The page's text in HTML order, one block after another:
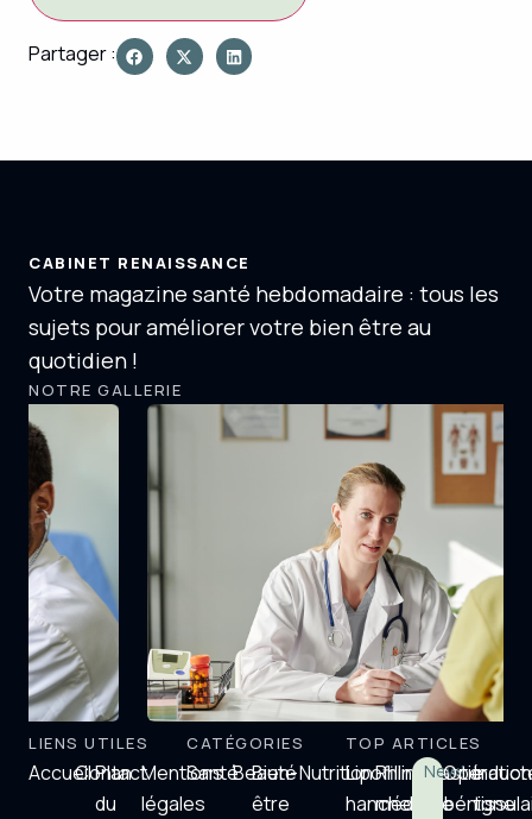
Partager :
CABINET RENAISSANCE
Votre magazine santé hebdomadaire : tous les
sujets pour améliorer votre bien être au
quotidien !
NOTRE GALLERIE
LIENS UTILES
AccueilContact
Plan
du
Mentions
légales
CATÉGORIES
SantéBeauté
Bien-
être
Nutrition
TOP ARTICLES
Lipofilling
hanche
Rhinoplastie
médicale
New!Opération
bénigne